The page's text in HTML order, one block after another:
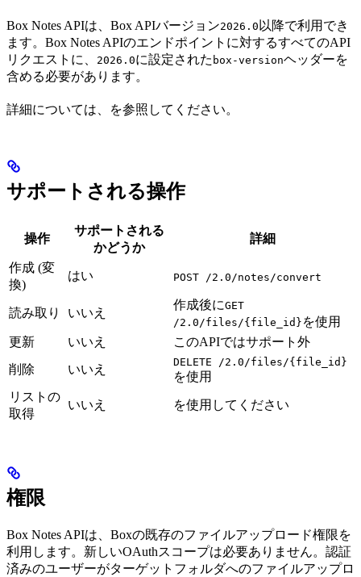
Box Notes APIは、Box APIバージョン2026.0 以降で利用でき
ます。Box Notes APIのエンドポイントに対するすべてのAPI
リクエストに、
2026.0に設定された box-versionヘッダーを
含める必要があります。
詳細については、 を参照してください。
サポートされる操作
操作
サポートされる
かどうか
詳細
作成 (変
換)
はい POST /2.0/notes/convert
読み取り いいえ
作成後にGET
/2.0/files/{file_id} を使用
更新
いいえ
このAPIではサポート外
削除
いいえ
DELETE /2.0/files/{file_id}
を使用
リストの
取得
いいえ を使用してください
権限
Box Notes APIは、Boxの既存のファイルアップロード権限を
利用します。新しいOAuthスコープは必要ありません。認証
済みのユーザーがターゲットフォルダへのファイルアップロ